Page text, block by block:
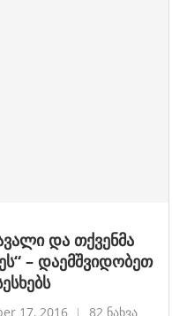
და თქვენმა
– დაემშვიდობეთ
17, 2016 82 ნახვა